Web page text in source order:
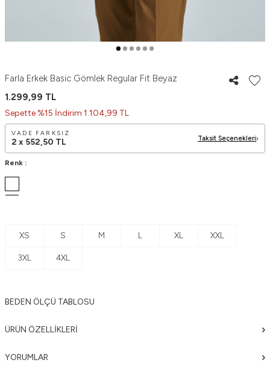
Farla Erkek Basic Gömlek Regular Fit Beyaz
1.299,99 TL
Sepette %15 İndirim 1.104,99 TL
VADE FARKSIZ
2 x 552,50 TL Taksit Seçenekleri
Renk :
XS S M L XL XXL
3XL 4XL
BEDEN ÖLÇÜ TABLOSU
ÜRÜN ÖZELLIKLERI
YORUMLAR